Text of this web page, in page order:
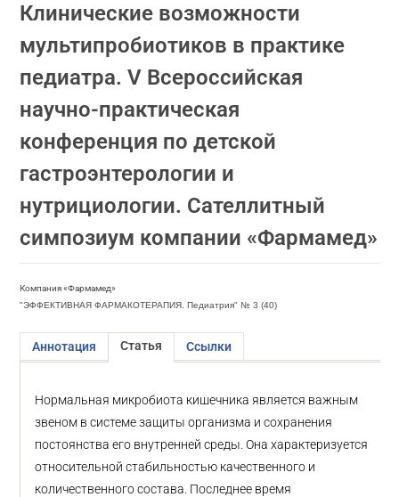
Клинические возможности
мультипробиотиков в практике
педиатра. V Всероссийская
научно-практическая
конференция по детской
гастроэнтерологии и
нутрициологии. Сателлитный
симпозиум компании «Фармамед»
Компания «Фармамед»
"ЭФФЕКТИВНАЯ ФАРМАКОТЕРАПИЯ. Педиатрия" № 3 (40)
Аннотация Статья Ссылки
Нормальная микробиота кишечника является важным
звеном в системе защиты организма и сохранения
постоянства его внутренней среды. Она характеризуется
относительной стабильностью качественного и
количественного состава. Последнее время